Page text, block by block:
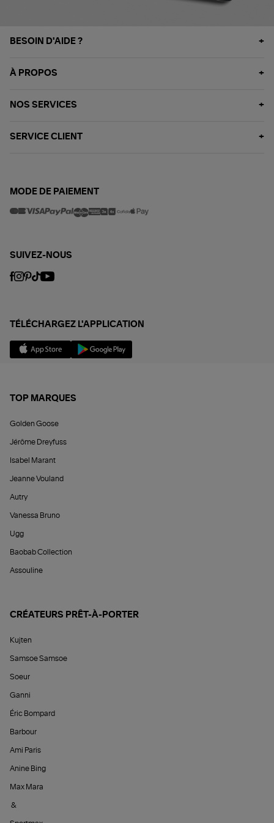
BESOIN D'AIDE ?
À PROPOS
NOS SERVICES
SERVICE CLIENT
MODE DE PAIEMENT
SUIVEZ-NOUS
TÉLÉCHARGEZ L'APPLICATION
TOP MARQUES
Golden Goose
Jérôme Dreyfuss
Isabel Marant
Jeanne Vouland
Autry
Vanessa Bruno
Ugg
Baobab Collection
Assouline
CRÉATEURS PRÊT-À-PORTER
Kujten
Samsoe Samsoe
Soeur
Ganni
Éric Bompard
Barbour
Ami Paris
Anine Bing
Max Mara
&